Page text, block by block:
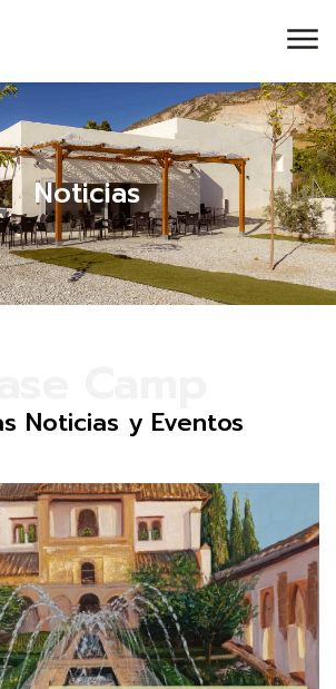
Noticias
Noticias y Eventos